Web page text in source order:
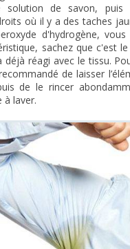
solution de savon, puis
où il y a des taches
d'hydrogène,
sachez que c'est
déjà réagi avec le tissu.
de laisser
de le rincer
à laver.